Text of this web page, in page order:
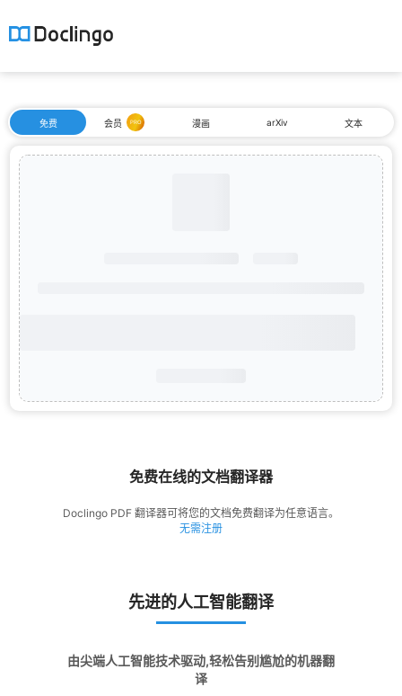
免费 会员 PRO 漫画 arXiv 文本
免费在线的文档翻译器
Doclingo PDF 翻译器可将您的文档免费翻译为任意语言。
无需注册
先进的人工智能翻译
由尖端人工智能技术驱动,轻松告别尴尬的机器翻
译